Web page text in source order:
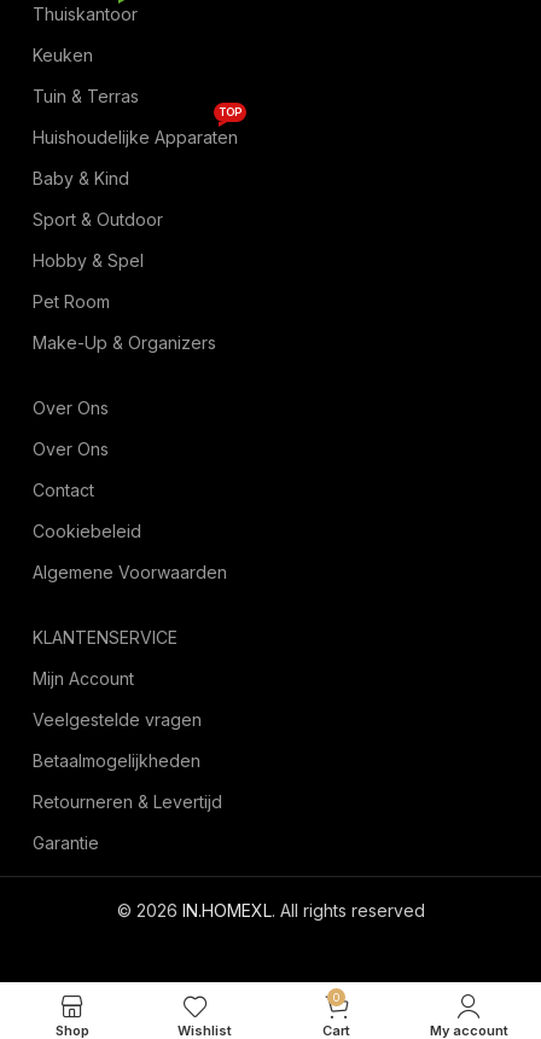
Thuiskantoor
Keuken
Tuin & Terras
Huishoudelijke Apparaten
TOP
Baby & Kind
Sport & Outdoor
Hobby & Spel
Pet Room
Make-Up & Organizers
Over Ons
Over Ons
Contact
Cookiebeleid
Algemene Voorwaarden
KLANTENSERVICE
Mijn Account
Veelgestelde vragen
Betaalmogelijkheden
Retourneren & Levertijd
Garantie
© 2026 IN.HOMEXL. All rights reserved
Shop Wishlist
0
Cart My account